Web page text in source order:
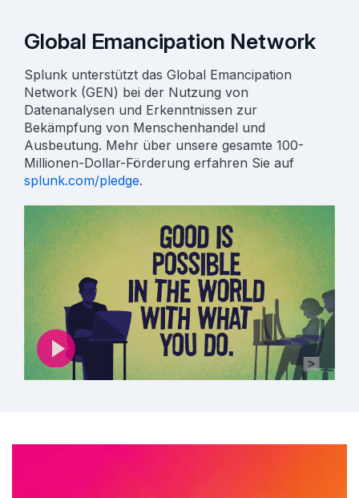
Global Emancipation Network
Splunk unterstützt das Global Emancipation
Network (GEN) bei der Nutzung von
Datenanalysen und Erkenntnissen zur
Bekämpfung von Menschenhandel und
Ausbeutung. Mehr über unsere gesamte 100-
Millionen-Dollar-Förderung erfahren Sie auf
splunk.com/pledge.